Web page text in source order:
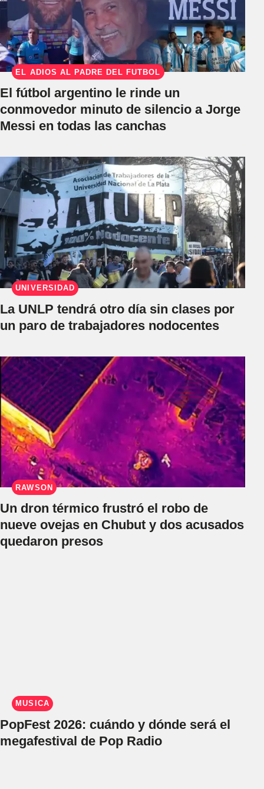
EL ADIÓS AL PADRE DEL FÚTBOL
El fútbol argentino le rinde un
conmovedor minuto de silencio a Jorge
Messi en todas las canchas
UNIVERSIDAD
La UNLP tendrá otro día sin clases por
un paro de trabajadores nodocentes
RAWSON
Un dron térmico frustró el robo de
nueve ovejas en Chubut y dos acusados
quedaron presos
MÚSICA
PopFest 2026: cuándo y dónde será el
megafestival de Pop Radio